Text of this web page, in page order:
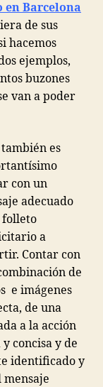
en Barcelona
de sus
hacemos
ejemplos,
buzones
van a poder
es
con un
adecuado
folleto
a
Contar con
de
e imágenes
de una
a la acción
concisa y de
identificado y